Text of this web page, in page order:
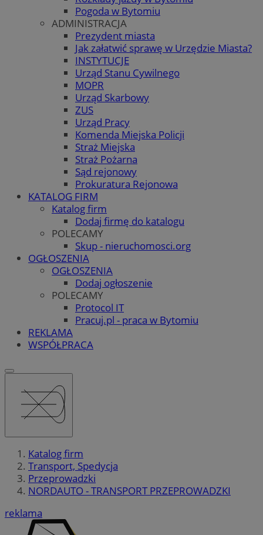
Pogoda w Bytomiu
ADMINISTRACJA
Prezydent miasta
Jak załatwić sprawę w Urzędzie Miasta?
INSTYTUCJE
Urząd Stanu Cywilnego
MOPR
Urząd Skarbowy
ZUS
Urząd Pracy
Komenda Miejska Policji
Straż Miejska
Straż Pożarna
Sąd rejonowy
Prokuratura Rejonowa
KATALOG FIRM
Katalog firm
Dodaj firmę do katalogu
POLECAMY
Skup - nieruchomosci.org
OGŁOSZENIA
OGŁOSZENIA
Dodaj ogłoszenie
POLECAMY
Protocol IT
Pracuj.pl - praca w Bytomiu
REKLAMA
WSPÓŁPRACA
Katalog firm
Transport, Spedycja
Przeprowadzki
NORDAUTO - TRANSPORT PRZEPROWADZKI
reklama